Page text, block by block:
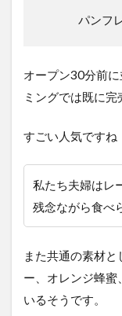
パンフ
オープン30分前
ミングでは既に完
すごい人気ですね
私たち夫婦はレ
残念ながら食べ
また共通の素材
ー、オレンジ蜂蜜
いるそうです。